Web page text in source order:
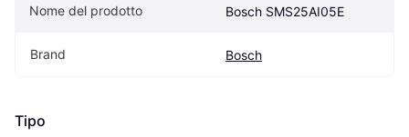
Nome del prodotto Bosch SMS25AI05E
Brand Bosch
Tipo